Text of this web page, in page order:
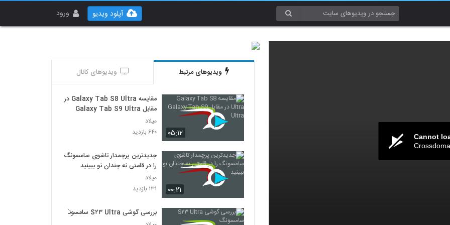
ورود آپلود ویدیو
Cannot
ویدیوهای مرتبط ویدیوهای کانال
۰۵:۱۲
مقایسه Galaxy Tab S8 Ultra در
مقابل Galaxy Tab S9 Ultra
میلاد
۶۴۰ بازدید
۰۰:۲۱
جدیدترین پرچمدار تاشوی سامسونگ
را در قامتی نه چندان نو ببینید
میلاد
۱۳۱ بازدید
بررسی گوشی S۲۳ Ultra سامسونگ